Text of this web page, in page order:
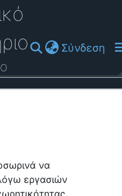
Σύνδεση
να
εργασιών